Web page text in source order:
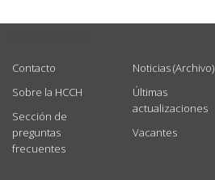
Contacto
Sobre la HCCH
Sección de
preguntas
frecuentes
Noticias (Archivo)
Últimas
actualizaciones
Vacantes